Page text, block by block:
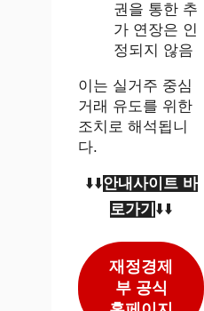
권을 통한 추
가 연장은 인
정되지 않음
이는 실거주 중심
거래 유도를 위한
조치로 해석됩니
다.
⬇️⬇️안내사이트 바
로가기 ⬇️⬇️
재정경제
부 공식